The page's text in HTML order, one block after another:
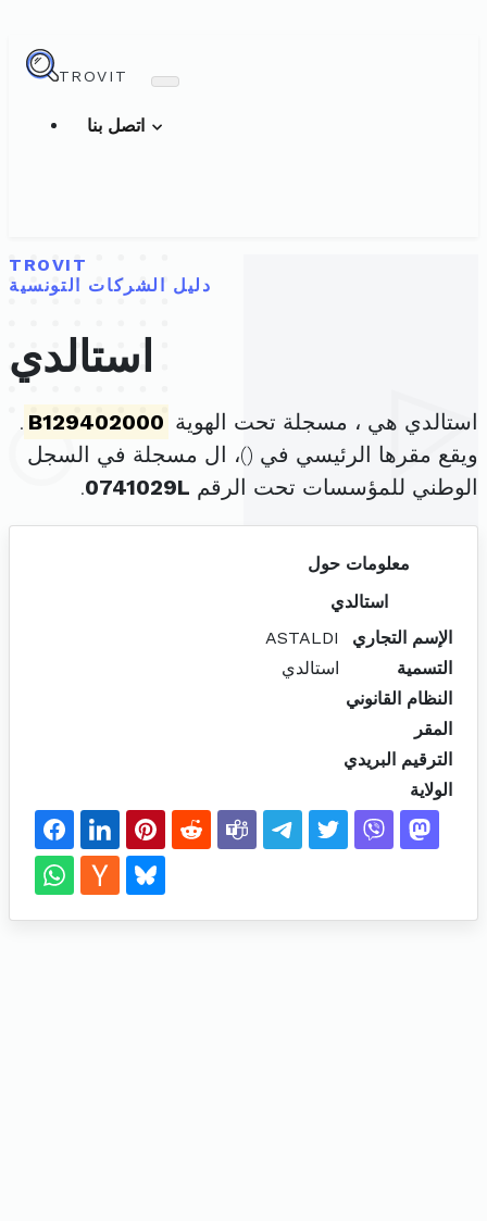
TROVIT
TROVIT
دليل الشركات التونسية
استالدي
استالدي هي ، مسجلة تحت الهوية B129402000
.
ويقع مقرها الرئيسي في ()، ال مسجلة في السجل
الوطني للمؤسسات تحت الرقم 0741029L
.
معلومات حول
استالدي
الإسم التجاري
ASTALDI
التسمية
استالدي
النظام القانوني
المقر
الترقيم البريدي
الولاية